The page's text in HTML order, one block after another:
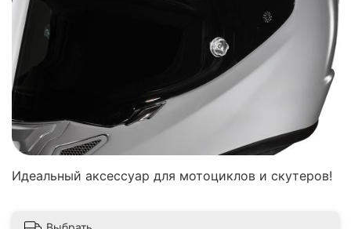
Идеальный аксессуар для мотоциклов и скутеров!